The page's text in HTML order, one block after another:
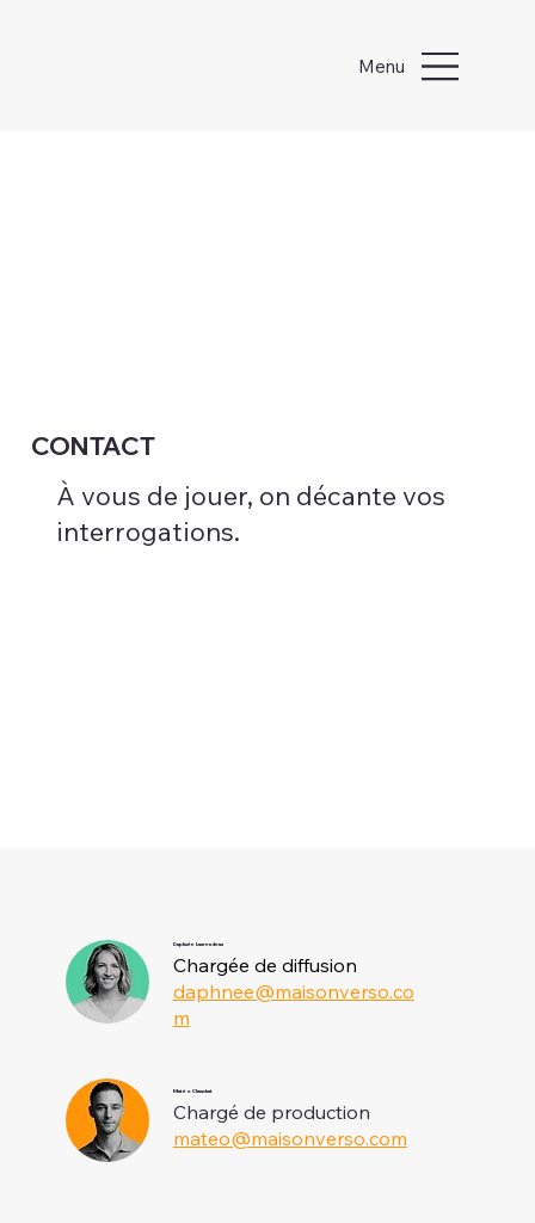
Menu
CONTACT
À vous de jouer, on décante vos
interrogations.
Daphnée Laurendeau
Chargée de diffusion
daphnee@maisonverso.co
m
Matéo Chauchat
Chargé de production
mateo@maisonverso.com